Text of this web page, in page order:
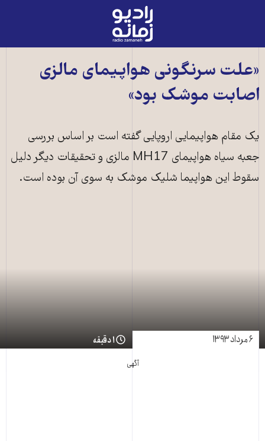
رادیو
زمانه
صفحه
اصلی
«علت سرنگونی هواپيمای مالزی
اصابت موشک بود»
یک مقام هواپیمایی اروپایی گفته است بر اساس بررسی
جعبه سیاه هواپیمای MH17 مالزی و تحقیقات دیگر دلیل
سقوط این هواپیما شلیک موشک به سوی آن بوده است.
۶ مرداد ۱۳۹۳ ۱ دقیقه
آگهی